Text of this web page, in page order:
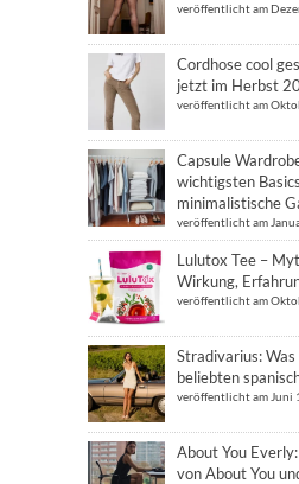
veröffentlicht am
Cordhose cool
jetzt im Herbst
veröffentlicht am
Capsule
wichtigsten
minimalistische
veröffentlicht am
Lulutox Tee –
Wirkung,
veröffentlicht am
Stradivarius:
beliebten
veröffentlicht am Juni
About You
von About You